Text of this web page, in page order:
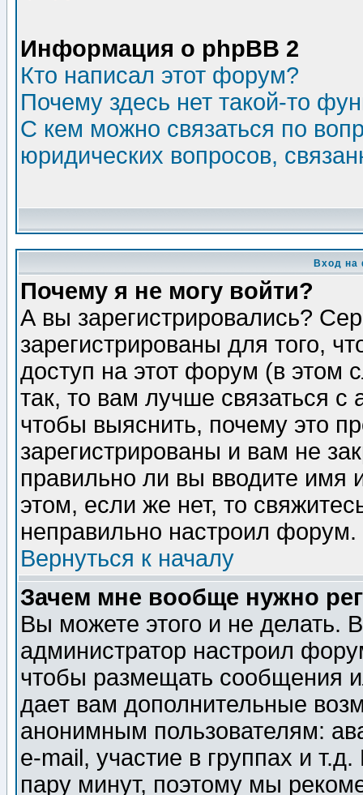
Информация о phpBB 2
Кто написал этот форум?
Почему здесь нет такой-то
С кем можно связаться по
юридических вопросов,
Вход на
Почему я не могу войти?
А вы зарегистрировались?
зарегистрированы для того,
доступ на этот форум (в этом
так, то вам лучше связаться
чтобы выяснить, почему это
зарегистрированы и вам не
правильно ли вы вводите
этом, если же нет, то
неправильно настроил форум.
Вернуться к началу
Зачем мне вообще нужно
Вы можете этого и не делать.
администратор настроил
чтобы размещать сообщения
дает вам дополнительные
анонимным пользователям:
e-mail, участие в группах и
пару минут, поэтому мы